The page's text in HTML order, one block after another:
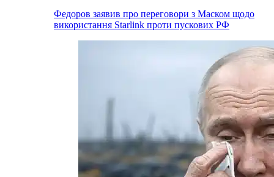
Федоров заявив про переговори з Маском щодо
використання Starlink проти пускових РФ